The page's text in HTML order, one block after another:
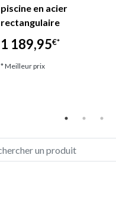
piscine en acier
rectangulaire
1 189,95€*
* Meilleur prix